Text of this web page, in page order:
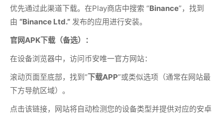
优先通过此渠道下载。在Play商店中搜索 “Binance”，找到
由 “Binance Ltd.” 发布的应用进行安装。
官网APK下载（备选）：
在设备浏览器中，访问币安唯一官方网站：
滚动页面至底部，找到“下载APP”或类似选项（通常在网站最
下方导航区域）。
点击该链接，网站将自动检测您的设备类型并提供对应的安卓